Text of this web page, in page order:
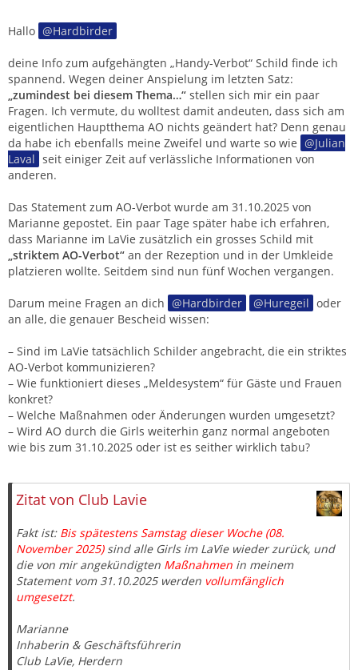
Hallo Hardbirder
deine Info zum aufgehängten „Handy-Verbot“ Schild finde ich
spannend. Wegen deiner Anspielung im letzten Satz:
„zumindest bei diesem Thema…“ stellen sich mir ein paar
Fragen. Ich vermute, du wolltest damit andeuten, dass sich am
eigentlichen Hauptthema AO nichts geändert hat? Denn genau
da habe ich ebenfalls meine Zweifel und warte so wie
Julian
Laval seit einiger Zeit auf verlässliche Informationen von
anderen.
Das Statement zum AO-Verbot wurde am 31.10.2025 von
Marianne gepostet. Ein paar Tage später habe ich erfahren,
dass Marianne im LaVie zusätzlich ein grosses Schild mit
„striktem AO-Verbot“ an der Rezeption und in der Umkleide
platzieren wollte. Seitdem sind nun fünf Wochen vergangen.
Darum meine Fragen an dich Hardbirder Huregeil oder
an alle, die genauer Bescheid wissen:
– Sind im LaVie tatsächlich Schilder angebracht, die ein striktes
AO-Verbot kommunizieren?
– Wie funktioniert dieses „Meldesystem“ für Gäste und Frauen
konkret?
– Welche Maßnahmen oder Änderungen wurden umgesetzt?
– Wird AO durch die Girls weiterhin ganz normal angeboten
wie bis zum 31.10.2025 oder ist es seither wirklich tabu?
Zitat von Club Lavie
Fakt ist: Bis spätestens Samstag dieser Woche (08.
November 2025)sind alle Girls im LaVie wieder zurück, und
die von mir angekündigten Maßnahmen in meinem
Statement vom 31.10.2025 werden vollumfänglich
umgesetzt.
Marianne
Inhaberin & Geschäftsführerin
Club LaVie, Herdern